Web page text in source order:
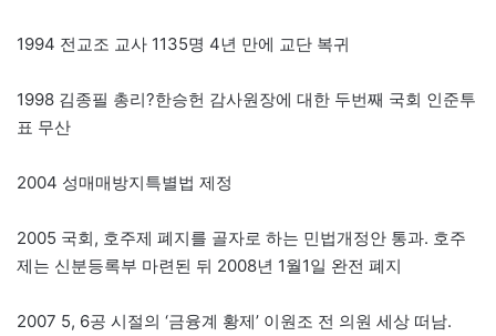
1994 전교조 교사 1135명 4년 만에 교단 복귀
1998 김종필 총리?한승헌 감사원장에 대한 두번째 국회 인준투
표 무산
2004 성매매방지특별법 제정
2005 국회, 호주제 폐지를 골자로 하는 민법개정안 통과. 호주
제는 신분등록부 마련된 뒤 2008년 1월1일 완전 폐지
2007 5, 6공 시절의 ‘금융계 황제’ 이원조 전 의원 세상 떠남.